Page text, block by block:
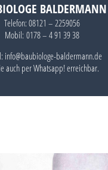
BALDERMANN
Telefon: 08121 – 2259056
Mobil: 0178 – 4 91 39 38
info@baubiologe-baldermann.de
auch perWhatsapp!erreichbar.